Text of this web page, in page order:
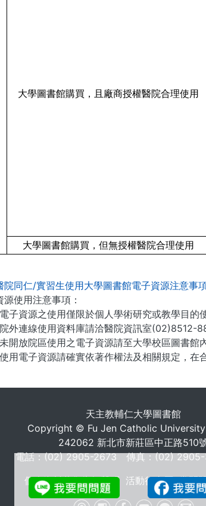
大學圖書館購買，且廠商授權醫院合理使用
大學圖書館購買，但無授權醫院合理使用
院同仁/實習生使用大學圖書館電子資源注意事
源使用注意事項：
子資源之使用僅限於個人學術研究或教學目的
外連線使用資料庫請洽醫院資訊室(02)8512-
開放院區使用之電子資源請至大學校區圖書館內
用電子資源請確實依著作權法及相關規定，在
天主教輔仁大學圖書館
Copyright © Fu Jen Catholic
242062 新北市新莊區中正路510
電話：(02) 2905-2673 傳真：(02)
個人資料蒐集告知聲明 活動行事曆 常問